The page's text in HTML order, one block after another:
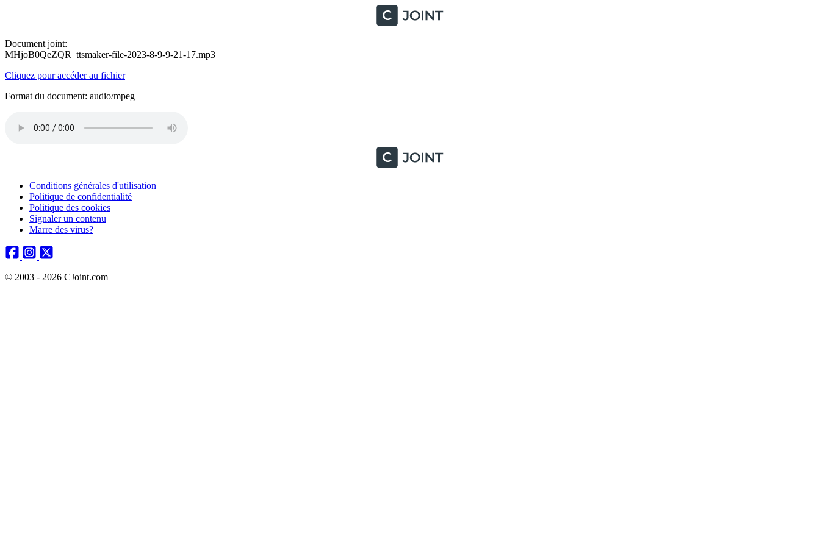
Document joint:
MHjoB0QeZQR_ttsmaker-file-2023-8-9-9-21-17.mp3
Cliquez pour accéder au fichier
Format du document: audio/mpeg
Conditions générales d'utilisation
Politique de confidentialité
Politique des cookies
Signaler un contenu
Marre des virus?
© 2003 - 2026 CJoint.com